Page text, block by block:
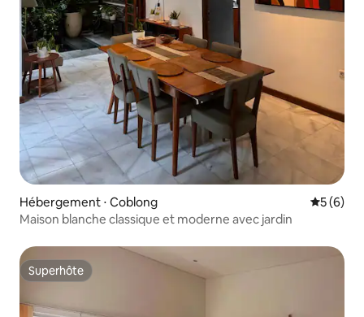
Hébergement ⋅ Coblong
5 (6)
Maison blanche classique et moderne avec jardin
Superhôte
Superhôte